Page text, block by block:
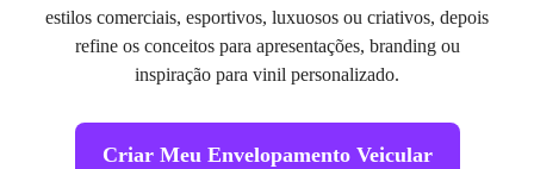
estilos comerciais, esportivos, luxuosos ou criativos, depois
refine os conceitos para apresentações, branding ou
inspiração para vinil personalizado.
Criar Meu Envelopamento Veicular